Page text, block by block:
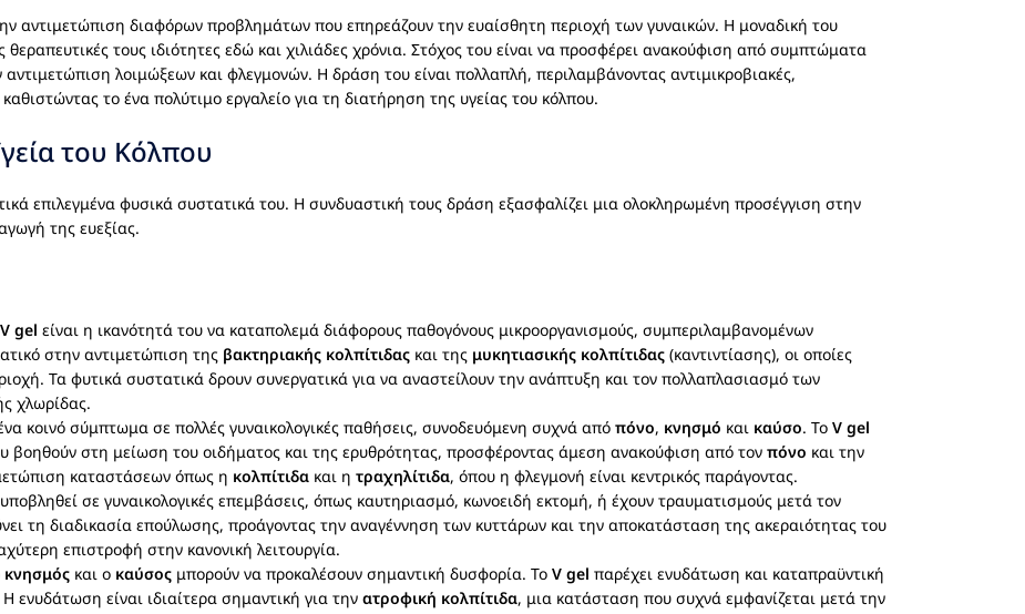
αντιμετώπιση διαφόρων προβλημάτων που επηρεάζουν την ευαίσθητη περιοχή των γυναικών. Η μοναδική του
τους ιδιότητες εδώ και χιλιάδες χρόνια. Στόχος του είναι να προσφέρει ανακούφιση από συμπτώματα
λοιμώξεων και φλεγμονών. Η δράση του είναι πολλαπλή, περιλαμβάνοντας αντιμικροβιακές,
το ένα πολύτιμο εργαλείο για τη διατήρηση της υγείας του κόλπου.
του Κόλπου
επιλεγμένα φυσικά συστατικά του. Η συνδυαστική τους δράση εξασφαλίζει μια ολοκληρωμένη προσέγγιση στην
της ευεξίας.
V gel είναι η ικανότητά του να καταπολεμά διάφορους παθογόνους μικροοργανισμούς, συμπεριλαμβανομένων
στην αντιμετώπιση της βακτηριακής κολπίτιδας και της μυκητιασικής κολπίτιδας (καντιντίασης), οι οποίες
Τα φυτικά συστατικά δρουν συνεργατικά για να αναστείλουν την ανάπτυξη και τον πολλαπλασιασμό των
χλωρίδας.
κοινό σύμπτωμα σε πολλές γυναικολογικές παθήσεις, συνοδευόμενη συχνά από πόνο, κνησμό και καύσο. Το V gel
βοηθούν στη μείωση του οιδήματος και της ερυθρότητας, προσφέροντας άμεση ανακούφιση από τον πόνο και την
καταστάσεων όπως η κολπίτιδα και η τραχηλίτιδα, όπου η φλεγμονή είναι κεντρικός παράγοντας.
υποβληθεί σε γυναικολογικές επεμβάσεις, όπως καυτηριασμό, κωνοειδή εκτομή, ή έχουν τραυματισμούς μετά τον
τη διαδικασία επούλωσης, προάγοντας την αναγέννηση των κυττάρων και την αποκατάσταση της ακεραιότητας του
επιστροφή στην κανονική λειτουργία.
κνησμός και ο καύσος μπορούν να προκαλέσουν σημαντική δυσφορία. Το V gel παρέχει ενυδάτωση και καταπραϋντική
είναι ιδιαίτερα σημαντική για την ατροφική κολπίτιδα, μια κατάσταση που συχνά εμφανίζεται μετά την